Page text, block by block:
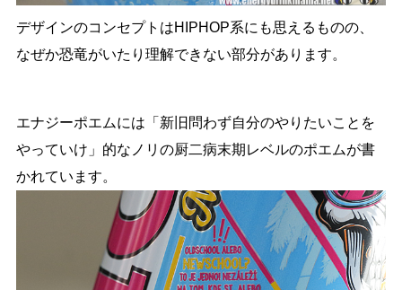
デザインのコンセプトはHIPHOP系にも思えるものの、
なぜか恐竜がいたり理解できない部分があります。
エナジーポエムには「新旧問わず自分のやりたいことを
やっていけ」的なノリの厨二病末期レベルのポエムが書
かれています。